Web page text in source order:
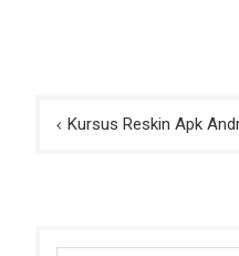
PostKursus Reskin Apk